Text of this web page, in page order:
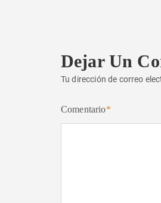
Dejar Un
Tu dirección de correo
Comentario*